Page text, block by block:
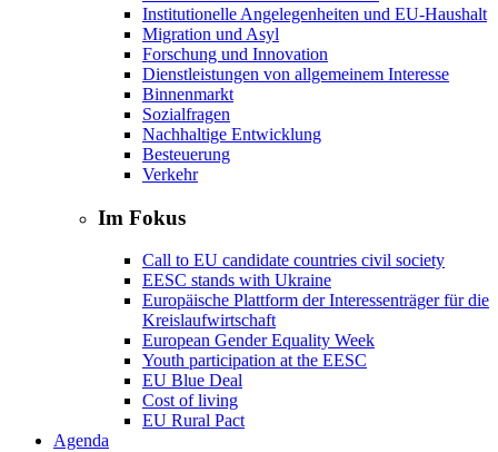
Institutionelle Angelegenheiten und EU-Haushalt
Migration und Asyl
Forschung und Innovation
Dienstleistungen von allgemeinem Interesse
Binnenmarkt
Sozialfragen
Nachhaltige Entwicklung
Besteuerung
Verkehr
Im Fokus
Call to EU candidate countries civil society
EESC stands with Ukraine
Europäische Plattform der Interessenträger für die
Kreislaufwirtschaft
European Gender Equality Week
Youth participation at the EESC
EU Blue Deal
Cost of living
EU Rural Pact
Agenda